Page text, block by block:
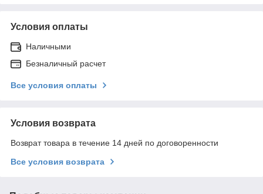
Условия оплаты
Наличными
Безналичный расчет
Все условия оплаты
Условия возврата
Возврат товара в течение 14 дней по договоренности
Все условия возврата